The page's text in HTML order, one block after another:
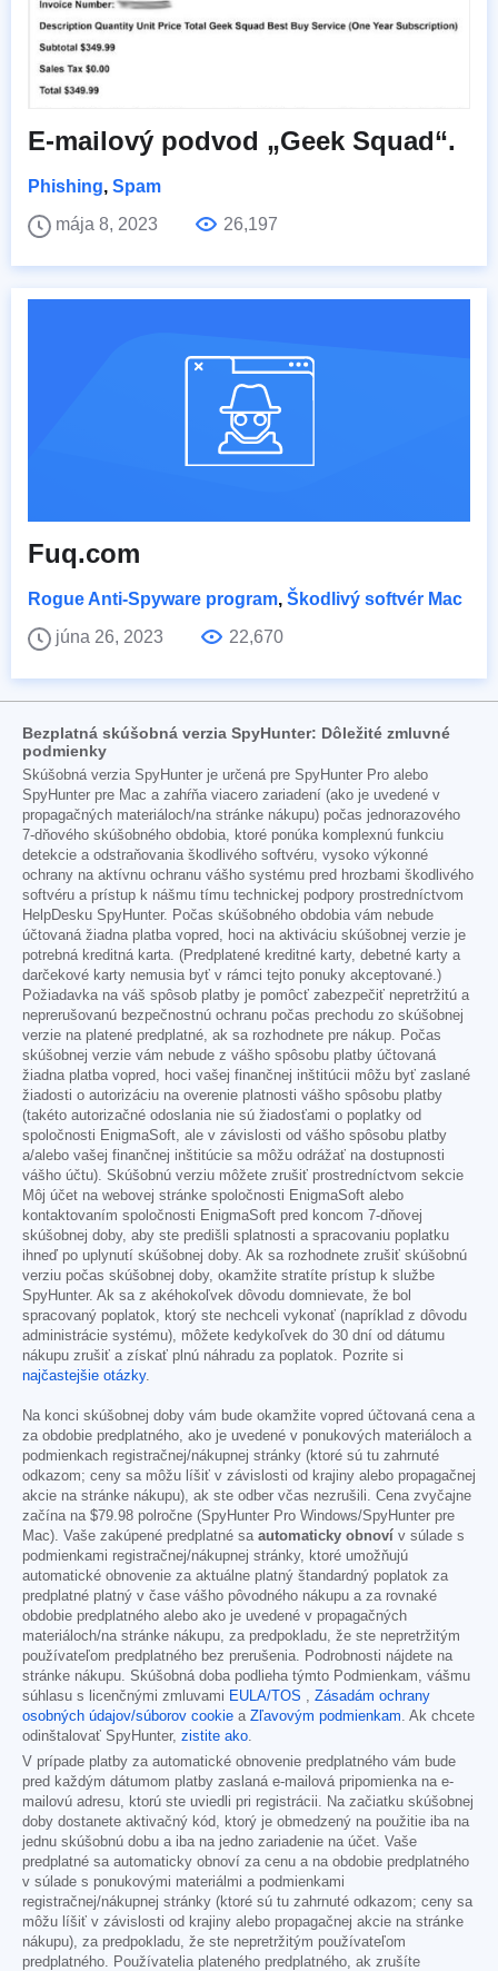
E-mailový podvod „Geek Squad“.
Phishing, Spam
mája 8, 2023
26,197
Fuq.com
Rogue Anti-Spyware program, Škodlivý softvér Mac
júna 26, 2023
22,670
Bezplatná skúšobná verzia SpyHunter: Dôležité zmluvné
podmienky
Skúšobná verzia SpyHunter je určená pre SpyHunter Pro alebo
SpyHunter pre Mac a zahŕňa viacero zariadení (ako je uvedené v
propagačných materiáloch/na stránke nákupu) počas jednorazového
7-dňového skúšobného obdobia, ktoré ponúka komplexnú funkciu
detekcie a odstraňovania škodlivého softvéru, vysoko výkonné
ochrany na aktívnu ochranu vášho systému pred hrozbami škodlivého
softvéru a prístup k nášmu tímu technickej podpory prostredníctvom
HelpDesku SpyHunter. Počas skúšobného obdobia vám nebude
účtovaná žiadna platba vopred, hoci na aktiváciu skúšobnej verzie je
potrebná kreditná karta. (Predplatené kreditné karty, debetné karty a
darčekové karty nemusia byť v rámci tejto ponuky akceptované.)
Požiadavka na váš spôsob platby je pomôcť zabezpečiť nepretržitú a
neprerušovanú bezpečnostnú ochranu počas prechodu zo skúšobnej
verzie na platené predplatné, ak sa rozhodnete pre nákup. Počas
skúšobnej verzie vám nebude z vášho spôsobu platby účtovaná
žiadna platba vopred, hoci vašej finančnej inštitúcii môžu byť zaslané
žiadosti o autorizáciu na overenie platnosti vášho spôsobu platby
(takéto autorizačné odoslania nie sú žiadosťami o poplatky od
spoločnosti EnigmaSoft, ale v závislosti od vášho spôsobu platby
a/alebo vašej finančnej inštitúcie sa môžu odrážať na dostupnosti
vášho účtu). Skúšobnú verziu môžete zrušiť prostredníctvom sekcie
Môj účet na webovej stránke spoločnosti EnigmaSoft alebo
kontaktovaním spoločnosti EnigmaSoft pred koncom 7-dňovej
skúšobnej doby, aby ste predišli splatnosti a spracovaniu poplatku
ihneď po uplynutí skúšobnej doby. Ak sa rozhodnete zrušiť skúšobnú
verziu počas skúšobnej doby, okamžite stratíte prístup k službe
SpyHunter. Ak sa z akéhokoľvek dôvodu domnievate, že bol
spracovaný poplatok, ktorý ste nechceli vykonať (napríklad z dôvodu
administrácie systému), môžete kedykoľvek do 30 dní od dátumu
nákupu zrušiť a získať plnú náhradu za poplatok. Pozrite si
najčastejšie otázky.
Na konci skúšobnej doby vám bude okamžite vopred účtovaná cena a
za obdobie predplatného, ako je uvedené v ponukových materiáloch a
podmienkach registračnej/nákupnej stránky (ktoré sú tu zahrnuté
odkazom; ceny sa môžu líšiť v závislosti od krajiny alebo propagačnej
akcie na stránke nákupu), ak ste odber včas nezrušili. Cena zvyčajne
začína na $79.98 polročne (SpyHunter Pro Windows/SpyHunter pre
Mac). Vaše zakúpené predplatné sa automaticky obnoví v súlade s
podmienkami registračnej/nákupnej stránky, ktoré umožňujú
automatické obnovenie za aktuálne platný štandardný poplatok za
predplatné platný v čase vášho pôvodného nákupu a za rovnaké
obdobie predplatného alebo ako je uvedené v propagačných
materiáloch/na stránke nákupu, za predpokladu, že ste nepretržitým
používateľom predplatného bez prerušenia. Podrobnosti nájdete na
stránke nákupu. Skúšobná doba podlieha týmto Podmienkam, vášmu
súhlasu s licenčnými zmluvami EULA/TOS , Zásadám ochrany
osobných údajov/súborov cookie a Zľavovým podmienkam. Ak chcete
odinštalovať SpyHunter, zistite ako.
V prípade platby za automatické obnovenie predplatného vám bude
pred každým dátumom platby zaslaná e-mailová pripomienka na e-
mailovú adresu, ktorú ste uviedli pri registrácii. Na začiatku skúšobnej
doby dostanete aktivačný kód, ktorý je obmedzený na použitie iba na
jednu skúšobnú dobu a iba na jedno zariadenie na účet. Vaše
predplatné sa automaticky obnoví za cenu a na obdobie predplatného
v súlade s ponukovými materiálmi a podmienkami
registračnej/nákupnej stránky (ktoré sú tu zahrnuté odkazom; ceny sa
môžu líšiť v závislosti od krajiny alebo propagačnej akcie na stránke
nákupu), za predpokladu, že ste nepretržitým používateľom
predplatného. Používatelia plateného predplatného, ak zrušíte